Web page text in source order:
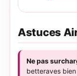
Astuces
Ne pas
betteraves